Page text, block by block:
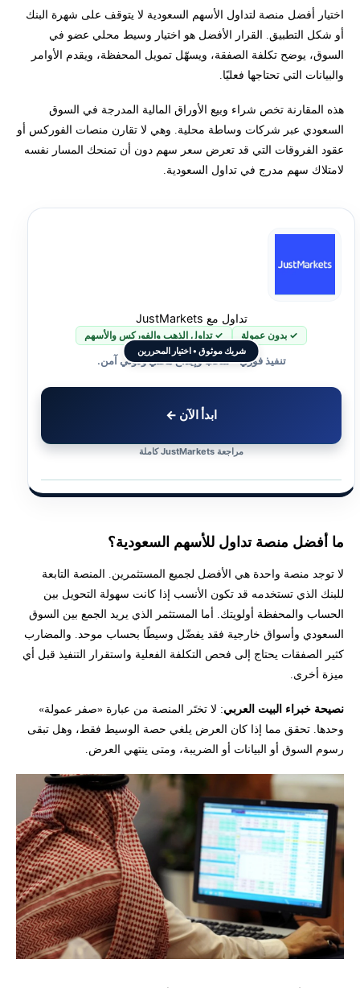
ما أفضل منصة تداول للأسهم السعودية؟
مقارنة أفضل منصات تداول الأسهم السعودية
مراجعة منصات تداول السوق السعودي
الفرق بين الوسيط والمنصة وتطبيق متابعة الأسعار
ما الذي يمكنك تداوله عبر المنصات المحلية؟
إخلاء المسؤولية وتنويه المخاطر
اختيار أفضل منصة لتداول الأسهم السعودية لا يتوقف على شهرة البنك
أو شكل التطبيق. القرار الأفضل هو اختيار وسيط محلي عضو في
السوق، يوضح تكلفة الصفقة، ويسهّل تمويل المحفظة، ويقدم الأوامر
والبيانات التي تحتاجها فعليًا.
هذه المقارنة تخص شراء وبيع الأوراق المالية المدرجة في السوق
السعودي عبر شركات وساطة محلية. وهي لا تقارن منصات الفوركس أو
عقود الفروقات التي قد تعرض سعر سهم دون أن تمنحك المسار نفسه
لامتلاك سهم مدرج في تداول السعودية.
شريك موثوق • اختيار المحررين
تداول مع JustMarkets
✓ بدون عمولة ✓ تداول الذهب والفوركس والأسهم
تنفيذ فوري • سحب وإيداع محلي ودولي آمن.
ابدأ الآن ←
مراجعة JustMarkets كاملة
ما أفضل منصة تداول للأسهم السعودية؟
لا توجد منصة واحدة هي الأفضل لجميع المستثمرين. المنصة التابعة
للبنك الذي تستخدمه قد تكون الأنسب إذا كانت سهولة التحويل بين
الحساب والمحفظة أولويتك. أما المستثمر الذي يريد الجمع بين السوق
السعودي وأسواق خارجية فقد يفضّل وسيطًا بحساب موحد. والمضارب
كثير الصفقات يحتاج إلى فحص التكلفة الفعلية واستقرار التنفيذ قبل أي
ميزة أخرى.
نصيحة خبراء البيت العربي: لا تختَر المنصة من عبارة «صفر عمولة»
وحدها. تحقق مما إذا كان العرض يلغي حصة الوسيط فقط، وهل تبقى
رسوم السوق أو البيانات أو الضريبة، ومتى ينتهي العرض.